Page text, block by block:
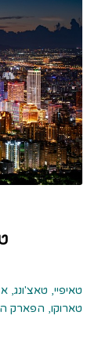
טאיפיי, טאצ'ונג,
טארוקו, הפארק